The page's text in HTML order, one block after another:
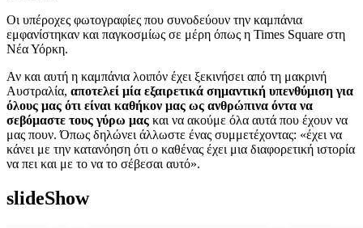
Οι υπέροχες φωτογραφίες που συνοδεύουν την καμπάνια
εμφανίστηκαν και παγκοσμίως σε μέρη όπως η Times Square στη
Νέα Υόρκη.
Αν και αυτή η καμπάνια λοιπόν έχει ξεκινήσει από τη μακρινή
Αυστραλία, αποτελεί μία εξαιρετικά σημαντική υπενθύμιση για
όλους μας ότι είναι καθήκον μας ως ανθρώπινα όντα να
σεβόμαστε τους γύρω μας και να ακούμε όλα αυτά που έχουν να
μας πουν. Όπως δηλώνει άλλωστε ένας συμμετέχοντας: «έχει να
κάνει με την κατανόηση ότι ο καθένας έχει μια διαφορετική ιστορία
να πει και με το να το σέβεσαι αυτό».
slideShow